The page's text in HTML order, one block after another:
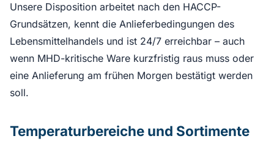
Unsere Disposition arbeitet nach den HACCP-
Grundsätzen, kennt die Anlieferbedingungen des
Lebensmittelhandels und ist 24/7 erreichbar – auch
wenn MHD-kritische Ware kurzfristig raus muss oder
eine Anlieferung am frühen Morgen bestätigt werden
soll.
Temperaturbereiche und Sortimente